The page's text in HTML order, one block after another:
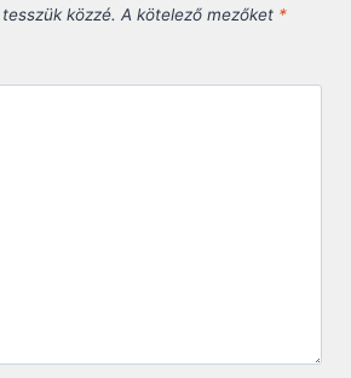
közzé. A kötelező mezőket *